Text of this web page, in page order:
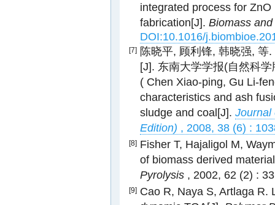
integrated process for
fabrication[J]. Biomass
DOI:10.1016/
[7]
陈晓平, 顾利锋, 韩晓强,
[J]. 东南大学学报(自然科
( Chen Xiao-ping, Gu Li-
characteristics and ash
sludge and coal[J]. Journal
Edition) , 2008, 38 (6) :
[8] Fisher T, Hajaligol M,
of biomass derived
Pyrolysis , 2002, 62 (2) :
[9] Cao R, Naya S, Artlaga R.